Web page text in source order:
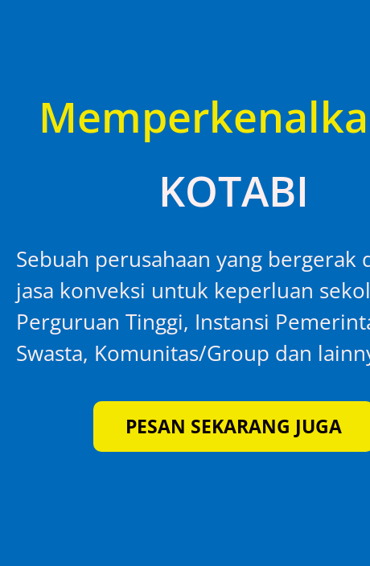
KOTABI
Sebuah perusahaan yang bergerak
jasa konveksi untuk keperluan
Perguruan Tinggi, Instansi
Swasta, Komunitas/Group dan
PESAN SEKARANG JUGA